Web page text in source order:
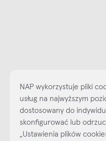
Najlepsze inspiracje i promocje
NAP wykorzystuje pliki
usług na najwyższym
dostosowany do
skonfigurować lub
„Ustawienia plików